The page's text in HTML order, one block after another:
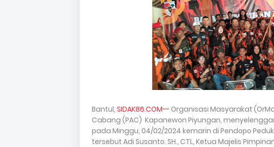
Bantul, SIDAK86.COM-- Organisasi Masyarakat
Cabang (PAC) Kapanewon Piyungan,
pada Minggu, 04/02/2024 kemarin di Pendopo
tersebut Adi Susanto. SH., CTL, Ketua Majelis